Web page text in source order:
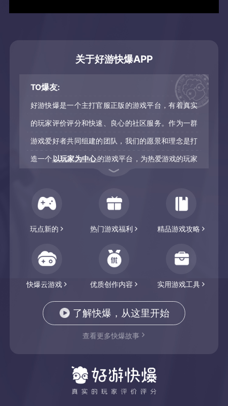
关于好游快爆APP
TO爆友:
好游快爆是一个主打官服正版的游戏平台，有着真实
的玩家评价评分和快速、良心的社区服务。作为一群
游戏爱好者共同组建的团队，我们的愿景和理念是打
造一个以玩家为中心的游戏平台，为热爱游戏的玩家
家一起，携手建立起一个真正属于游戏爱好者自己的
APP。 马上参与共建>>
玩点新的 热门游戏福利 精品游戏攻略
快爆云游戏 优质创作内容 实用游戏工具
了解快爆，从这里开始
查看更多快爆故事